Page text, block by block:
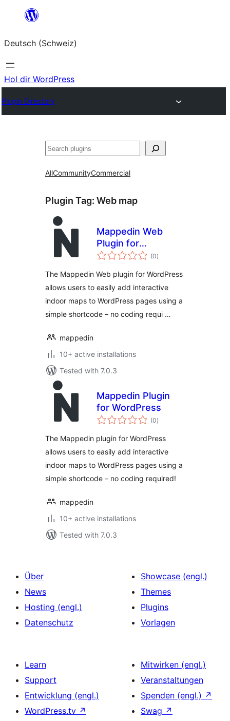
springen
Deutsch (Schweiz)
Hol dir WordPress
Plugin Directory
Suchen
AllCommunityCommercial
Plugin Tag: Web map
Mappedin Web
Plugin for
WordPress
(0total
ratings
)
The Mappedin Web plugin for WordPress
allows users to easily add interactive
indoor maps to WordPress pages using a
simple shortcode – no coding requi …
mappedin
10+ active installations
Tested with 7.0.3
Mappedin Plugin
for WordPress
(0total
ratings
)
The Mappedin plugin for WordPress
allows users to easily add interactive
indoor maps to WordPress pages using a
simple shortcode – no coding required!
mappedin
10+ active installations
Tested with 7.0.3
Über
News
Hosting (engl.)
Datenschutz
Showcase (engl.)
Themes
Plugins
Vorlagen
Learn
Support
Entwicklung (engl.)
WordPress.tv ↗
Mitwirken (engl.)
Veranstaltungen
Spenden (engl.) ↗
Swag ↗